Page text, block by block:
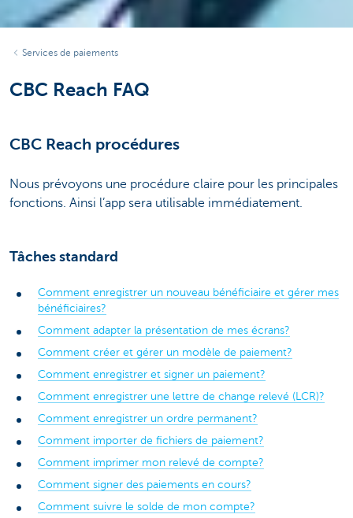
Services de paiements
CBC Reach FAQ
CBC Reach procédures
Nous prévoyons une procédure claire pour les principales
fonctions. Ainsi l’app sera utilisable immédiatement.
Tâches standard
Comment enregistrer un nouveau bénéficiaire et gérer mes
bénéficiaires?
Comment adapter la présentation de mes écrans?
Comment créer et gérer un modèle de paiement?
Comment enregistrer et signer un paiement?
Comment enregistrer une lettre de change relevé (LCR)?
Comment enregistrer un ordre permanent?
Comment importer de fichiers de paiement?
Comment imprimer mon relevé de compte?
Comment signer des paiements en cours?
Comment suivre le solde de mon compte?